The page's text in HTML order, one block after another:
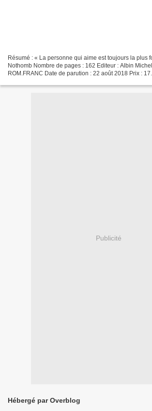
Résumé : « La personne qui aime est toujours la plus
Nothomb Nombre de pages : 162 Editeur : Albin
ROM.FRANC Date de parution : 22 août 2018 Prix :
Publicité
Hébergé par Overblog